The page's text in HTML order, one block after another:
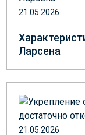
21.05.2026
Ларсена
21.05.2026